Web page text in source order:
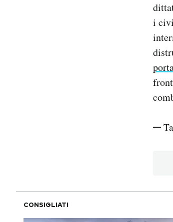
i
CONSIGLIATI